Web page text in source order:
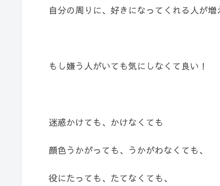
自分の周りに、好きになってくれる人が増
もし嫌う人がいても気にしなくて良い！
迷惑かけても、かけなくても
顔色うかがっても、うかがわなくても、
役にたっても、たてなくても、